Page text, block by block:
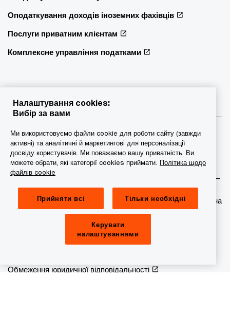
Оподаткування доходів іноземних фахівців
Послуги приватним клієнтам
Комплексне управління податками
© 2015 - 2026 PwC. Всі права захищені. PwC – це фірма-
учасник/фірми-учасниці мережі PwC, а в деяких випадках –
міжнародна мережа PwC. Кожна фірма мережі є
самостійною юридичною особою. Докладніша інформація на
веб-сторінці www.pwc.com/structure.
Обмеження юридичної відповідальності
Налаштування cookies:
Вибір за вами
Ми використовуємо файли cookie для роботи сайту (завжди
активні) та аналітичні й маркетингові для персоналізації
досвіду користувачів. Ми поважаємо вашу приватність. Ви
можете обрати, які категорії cookies приймати. Політика щодо
файлів cookie
Прийняти всі Тільки необхідні
Керувати
налаштуваннями